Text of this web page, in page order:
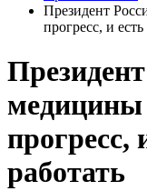
Президент
прогресс, и
прогресс,
работать